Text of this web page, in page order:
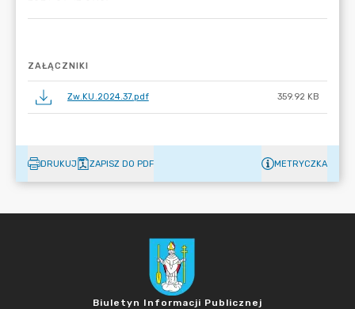
ZAŁĄCZNIKI
Zw.KU.2024.37.pdf 359.92 KB
DRUKUJ ZAPISZ DO PDF METRYCZKA
Biuletyn Informacji Publicznej